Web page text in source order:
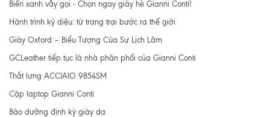
Biển xanh vẫy gọi - Chọn ngay giày hè Gianni Conti!
Hành trình kỳ diệu: từ trang trại bước ra thế giới
Giày Oxford – Biểu Tượng Của Sự Lịch Lãm
GCLeather tiếp tục là nhà phân phối của Gianni Conti
Thắt lưng ACCIAIO 9854SM
Cặp laptop Gianni Conti
Bảo dưỡng định kỳ giày da